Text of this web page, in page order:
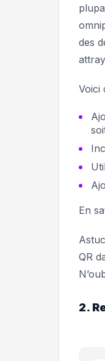
des
Voici
En
QR
2.